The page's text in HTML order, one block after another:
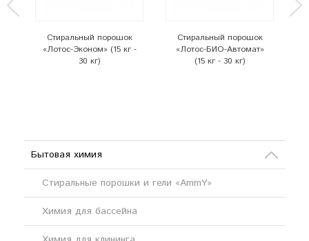
Стиральный порошок
«Лотос-Эконом» (15 кг -
30 кг)
Стиральный порошок
«Лотос-БИО-Автомат»
(15 кг - 30 кг)
Бытовая химия
Стиральные порошки и гели «AmmY»
Химия для бассейна